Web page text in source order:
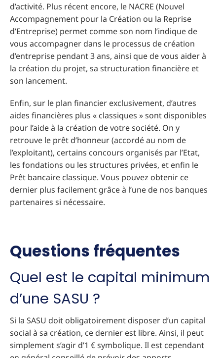
d’activité. Plus récent encore, le NACRE (Nouvel
Accompagnement pour la Création ou la Reprise
d’Entreprise) permet comme son nom l’indique de
vous accompagner dans le processus de création
d’entreprise pendant 3 ans, ainsi que de vous aider à
la création du projet, sa structuration financière et
son lancement.
Enfin, sur le plan financier exclusivement, d’autres
aides financières plus « classiques » sont disponibles
pour l’aide à la création de votre société. On y
retrouve le prêt d’honneur (accordé au nom de
l’exploitant), certains concours organisés par l’Etat,
les fondations ou les structures privées, et enfin le
Prêt bancaire classique. Vous pouvez obtenir ce
dernier plus facilement grâce à l’une de nos banques
partenaires si nécessaire.
Questions fréquentes
Quel est le capital minimum
d’une SASU ?
Si la SASU doit obligatoirement disposer d’un capital
social à sa création, ce dernier est libre. Ainsi, il peut
simplement s’agir d’1 € symbolique. Il est cependant